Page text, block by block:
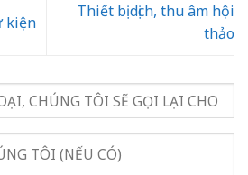
kiện
Thiết bị dịch, thu âm hội
thảo